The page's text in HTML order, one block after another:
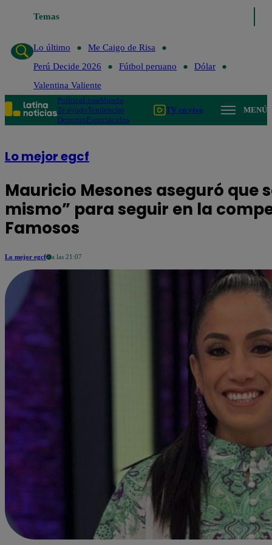
Temas
Lo último
Lo último
Me Caigo de Risa
Perú Decide 2026
Fútbol peruano
Dólar
Valentina Valiente
PolíticaLimaMundo
Te ayudoTendencias
DeportesEspectáculos
TV en vivo MENÚ
Lo mejor egcf
Mauricio Mesones aseguró que
mismo” para seguir en la
Famosos
Lo mejor egcf a las 21:07